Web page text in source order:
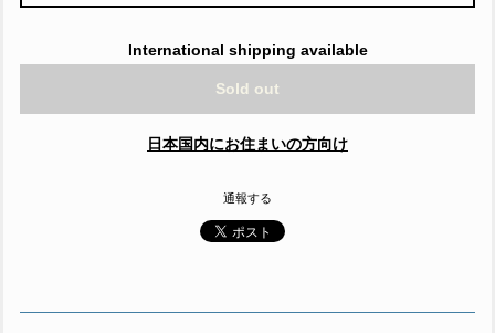
International shipping available
Sold out
日本国内にお住まいの方向け
通報する